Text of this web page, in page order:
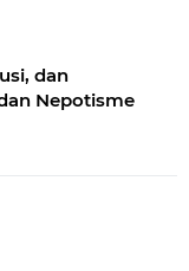
dan
Nepotisme